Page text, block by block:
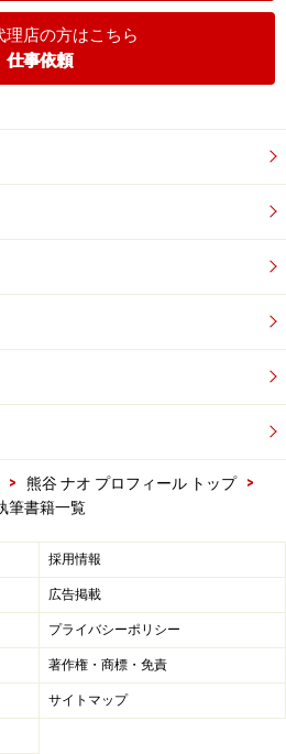
理店の方はこちら
仕事依頼
> 熊谷 ナオ プロフィール トップ
>
筆書籍一覧
採用情報
広告掲載
プライバシーポリシー
著作権・商標・免責
サイトマップ